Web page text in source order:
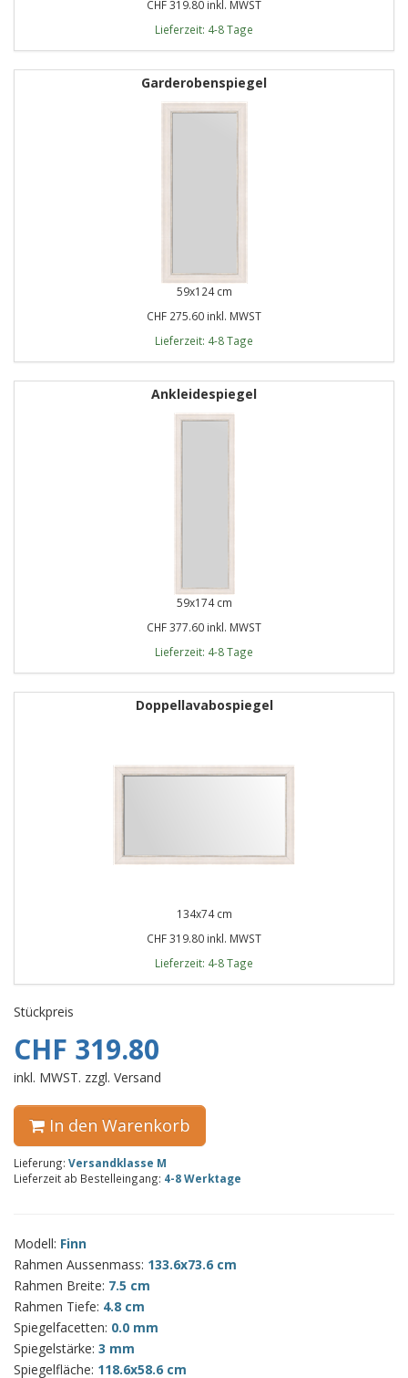
CHF 319.80 inkl. MWST
Lieferzeit: 4-8 Tage
Garderobenspiegel
59x124 cm
CHF 275.60 inkl. MWST
Lieferzeit: 4-8 Tage
Ankleidespiegel
59x174 cm
CHF 377.60 inkl. MWST
Lieferzeit: 4-8 Tage
Doppellavabospiegel
134x74 cm
CHF 319.80 inkl. MWST
Lieferzeit: 4-8 Tage
Stückpreis
CHF 319.80
inkl. MWST. zzgl. Versand
In den Warenkorb
Lieferung: Versandklasse M
Lieferzeit ab Bestelleingang: 4-8 Werktage
Modell: Finn
Rahmen Aussenmass: 133.6x73.6 cm
Rahmen Breite: 7.5 cm
Rahmen Tiefe: 4.8 cm
Spiegelfacetten: 0.0 mm
Spiegelstärke: 3 mm
Spiegelfläche: 118.6x58.6 cm